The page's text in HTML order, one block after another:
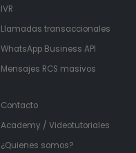
IVR
Llamadas transaccionales
WhatsApp Business API
Mensajes RCS masivos
Contacto
Academy / Videotutoriales
¿Quienes somos?